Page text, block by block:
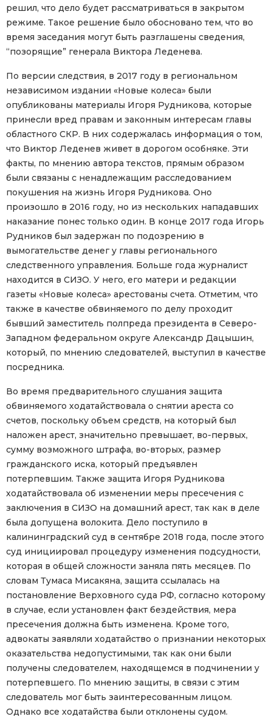
решил, что дело будет рассматриваться в закрытом
режиме. Такое решение было обосновано тем, что во
время заседания могут быть разглашены сведения,
“позорящие” генерала Виктора Леденева.
По версии следствия, в 2017 году в региональном
независимом издании «Новые колеса» были
опубликованы материалы Игоря Рудникова, которые
принесли вред правам и законным интересам главы
областного СКР. В них содержалась информация о том,
что Виктор Леденев живет в дорогом особняке. Эти
факты, по мнению автора текстов, прямым образом
были связаны с ненадлежащим расследованием
покушения на жизнь Игоря Рудникова. Оно
произошло в 2016 году, но из нескольких нападавших
наказание понес только один. В конце 2017 года Игорь
Рудников был задержан по подозрению в
вымогательстве денег у главы регионального
следственного управления. Больше года журналист
находится в СИЗО. У него, его матери и редакции
газеты «Новые колеса» арестованы счета. Отметим, что
также в качестве обвиняемого по делу проходит
бывший заместитель полпреда президента в Северо-
Западном федеральном округе Александр Дацышин,
который, по мнению следователей, выступил в качестве
посредника.
Во время предварительного слушания защита
обвиняемого ходатайствовала о снятии ареста со
счетов, поскольку объем средств, на который был
наложен арест, значительно превышает, во-первых,
сумму возможного штрафа, во-вторых, размер
гражданского иска, который предъявлен
потерпевшим. Также защита Игоря Рудникова
ходатайствовала об изменении меры пресечения с
заключения в СИЗО на домашний арест, так как в деле
была допущена волокита. Дело поступило в
калининградский суд в сентябре 2018 года, после этого
суд инициировал процедуру изменения подсудности,
которая в общей сложности заняла пять месяцев. По
словам Тумаса Мисакяна, защита ссылалась на
постановление Верховного суда РФ, согласно которому
в случае, если установлен факт бездействия, мера
пресечения должна быть изменена. Кроме того,
адвокаты заявляли ходатайство о признании некоторых
оказательства недопустимыми, так как они были
получены следователем, находящемся в подчинении у
потерпевшего. По мнению защиты, в связи с этим
следователь мог быть заинтересованным лицом.
Однако все ходатайства были отклонены судом.